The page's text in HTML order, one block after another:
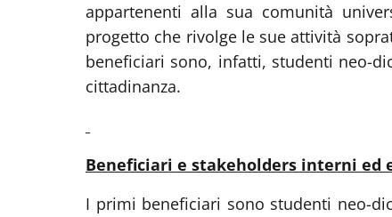
appartenenti alla sua comunità
progetto che rivolge le sue attività
beneficiari sono, infatti, studenti neo-
cittadinanza.
Beneficiari e stakeholders interni
I primi beneficiari sono studenti neo-